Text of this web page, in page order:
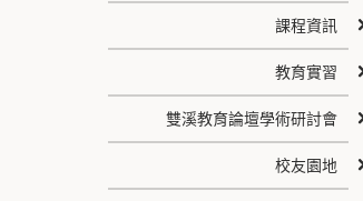
課程資訊
教育實習
雙溪教育論壇學術研討會
校友園地